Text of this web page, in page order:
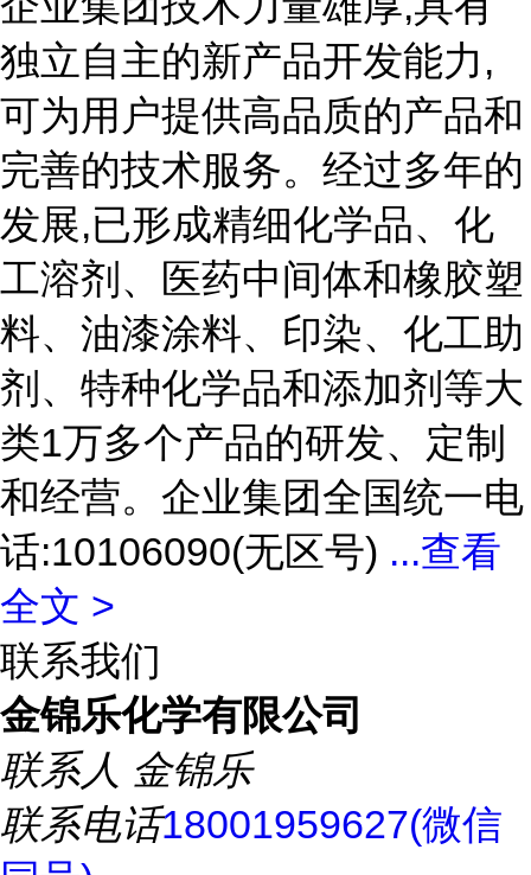
独立自主的新产品开发能力,
可为用户提供高品质的产品和
完善的技术服务。经过多年的
发展,已形成精细化学品、化
工溶剂、医药中间体和橡胶塑
料、油漆涂料、印染、化工助
剂、特种化学品和添加剂等大
类1万多个产品的研发、定制
和经营。企业集团全国统一电
话:10106090(无区号) ...查看
全文 >
联系我们
金锦乐化学有限公司
联系人 金锦乐
联系电话18001959627(微信